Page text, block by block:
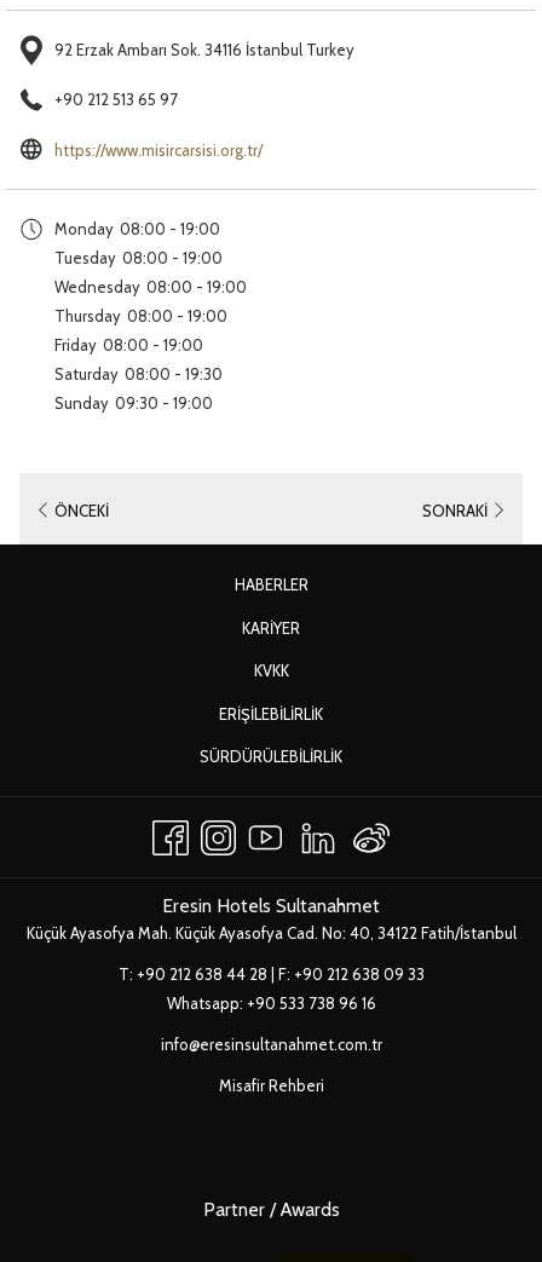
92 Erzak Ambarı Sok. 34116 İstanbul Turkey
+90 212 513 65 97
https://www.misircarsisi.org.tr/Yeni
Monday 08:00 - 19:00
Tuesday 08:00 - 19:00
Wednesday 08:00 - 19:00
Thursday 08:00 - 19:00
Friday 08:00 - 19:00
Saturday 08:00 - 19:30
Sunday 09:30 - 19:00
ÖNCEKI SONRAKI
HABERLER
KARIYER
KVKKYENI
ERIŞILEBILIRLIK
SÜRDÜRÜLEBILIRLIKYENI
Eresin Hotels Sultanahmet
Küçük Ayasofya Mah. Küçük Ayasofya Cad. No: 40, 34122 Fatih/İstanbul
T: +90 212 638 44 28 | F: +90 212 638 09 33
Whatsapp: +90 533 738 96 16
info@eresinsultanahmet.com.tr
Misafir Rehberi
Partner / Awards